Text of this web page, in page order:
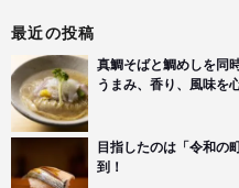
最近の投稿
真鯛そばと鯛めしを同
うまみ、香り、風味を
目指したのは「令和の
到！